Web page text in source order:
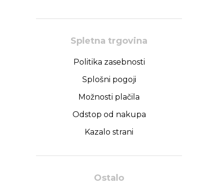
Spletna trgovina
Politika zasebnosti
Splošni pogoji
Možnosti plačila
Odstop od nakupa
Kazalo strani
Ostalo